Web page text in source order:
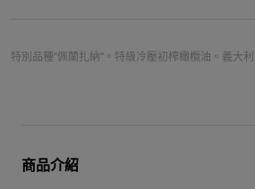
特別品種"佩蘭扎納"。特級冷壓初榨橄欖油。義大利
商品介紹